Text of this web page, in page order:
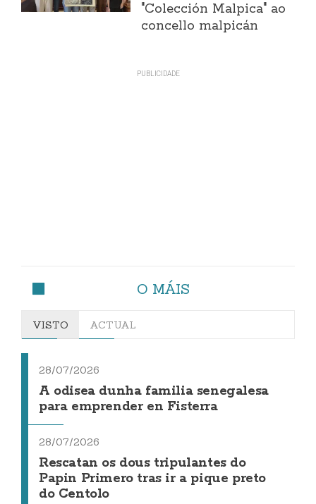
"Colección Malpica" ao
concello malpicán
O MÁIS
VISTO ACTUAL
28/07/2026
A odisea dunha familia senegalesa
para emprender en Fisterra
28/07/2026
Rescatan os dous tripulantes do
Papin Primero tras ir a pique preto
do Centolo